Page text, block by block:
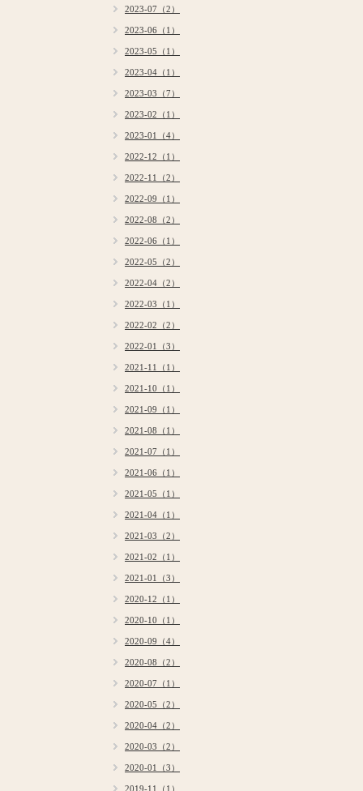
2023-07（2）
2023-06（1）
2023-05（1）
2023-04（1）
2023-03（7）
2023-02（1）
2023-01（4）
2022-12（1）
2022-11（2）
2022-09（1）
2022-08（2）
2022-06（1）
2022-05（2）
2022-04（2）
2022-03（1）
2022-02（2）
2022-01（3）
2021-11（1）
2021-10（1）
2021-09（1）
2021-08（1）
2021-07（1）
2021-06（1）
2021-05（1）
2021-04（1）
2021-03（2）
2021-02（1）
2021-01（3）
2020-12（1）
2020-10（1）
2020-09（4）
2020-08（2）
2020-07（1）
2020-05（2）
2020-04（2）
2020-03（2）
2020-01（3）
2019-11（1）